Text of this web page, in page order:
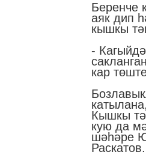
Беренче
аяк дип
кышкы
-
кар
Кышкы
кую да
шәһәре
Раскатов.